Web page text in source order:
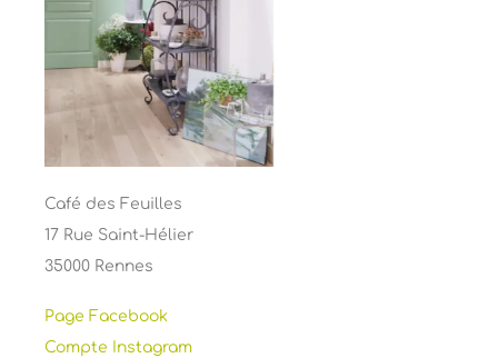
Café des Feuilles
17 Rue Saint-Hélier
35000 Rennes
Page Facebook
Compte Instagram